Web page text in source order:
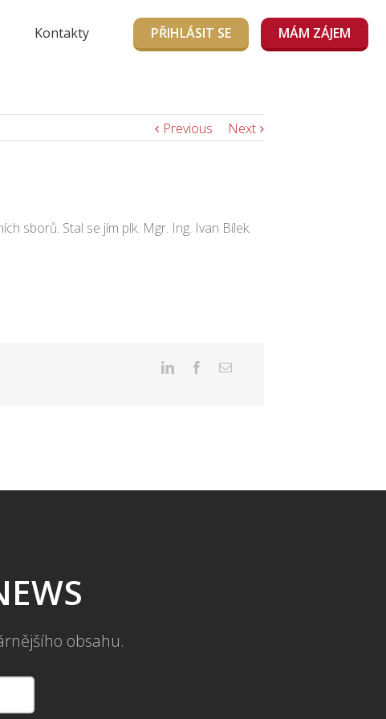
Kontakty PŘIHLÁSIT SE MÁM ZÁJEM
Previous Next
sborů. Stal se jím plk. Mgr. Ing. Ivan Bílek.
obsahu.